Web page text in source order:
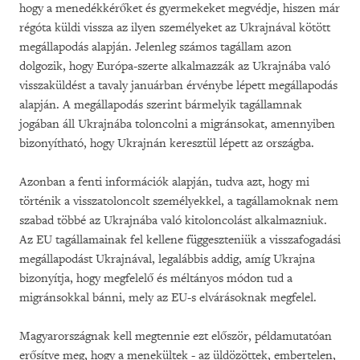
hogy a menedékkérőket és gyermekeket megvédje, hiszen már
régóta küldi vissza az ilyen személyeket az Ukrajnával kötött
megállapodás alapján. Jelenleg számos tagállam azon
dolgozik, hogy Európa-szerte alkalmazzák az Ukrajnába való
visszaküldést a tavaly januárban érvénybe lépett megállapodás
alapján. A megállapodás szerint bármelyik tagállamnak
jogában áll Ukrajnába toloncolni a migránsokat, amennyiben
bizonyítható, hogy Ukrajnán keresztül lépett az országba.
Azonban a fenti információk alapján, tudva azt, hogy mi
történik a visszatoloncolt személyekkel, a tagállamoknak nem
szabad többé az Ukrajnába való kitoloncolást alkalmazniuk.
Az EU tagállamainak fel kellene függeszteniük a visszafogadási
megállapodást Ukrajnával, legalábbis addig, amíg Ukrajna
bizonyítja, hogy megfelelő és méltányos módon tud a
migránsokkal bánni, mely az EU-s elvárásoknak megfelel.
Magyarországnak kell megtennie ezt először, példamutatóan
erősítve meg, hogy a menekültek - az üldözöttek, embertelen,